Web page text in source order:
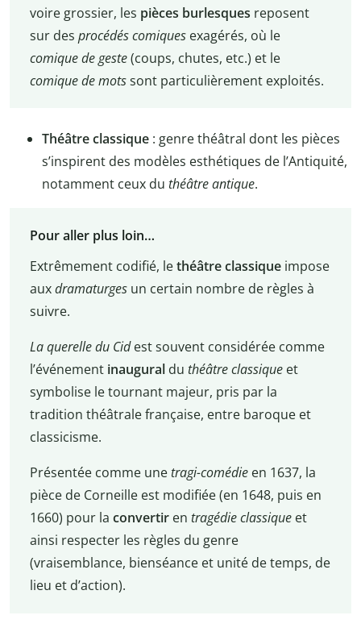
voire grossier, les pièces burlesques reposent
sur des procédés comiquesexagérés, où le
comique de geste(coups, chutes, etc.) et le
comique de motssont particulièrement exploités.
Théâtre classique : genre théâtral dont les pièces
s’inspirent des modèles esthétiques de l’Antiquité,
notamment ceux du théâtre antique.
Pour aller plus loin…
Extrêmement codifié, lethéâtre classiqueimpose
auxdramaturgesun certain nombre de règles à
suivre.
La querelle du Cidest souvent considérée comme
l’événement inauguraldu théâtre classiqueet
symbolise le tournant majeur, pris par la
tradition théâtrale française, entre baroque et
classicisme.
Présentée comme unetragi-comédieen 1637, la
pièce de Corneille est modifiée (en 1648, puis en
1660) pour la convertiren tragédie classiqueet
ainsi respecter les règles du genre
(vraisemblance, bienséance et unité de temps, de
lieu et d’action).